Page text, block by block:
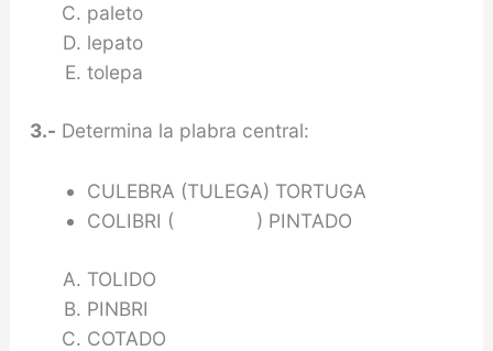
paleto
lepato
tolepa
3.- Determina la plabra central:
CULEBRA (TULEGA) TORTUGA
COLIBRI ( ) PINTADO
TOLIDO
PINBRI
COTADO